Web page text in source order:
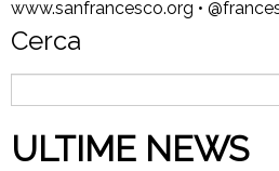
www.sanfrancesco.org •
Cerca
per:
ULTIME NEWS